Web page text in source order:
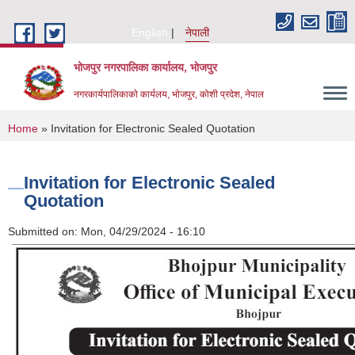
English
नेपाली
भोजपुर नगरपालिका कार्यालय, भाेजपुर
नगरकार्यपालिकाकाे कार्यलय, भाेजपुर, कोशी प्रदेश, नेपाल
You are here
Home » Invitation for Electronic Sealed Quotation
Invitation for Electronic Sealed
Quotation
Submitted on: Mon, 04/29/2024 - 16:10